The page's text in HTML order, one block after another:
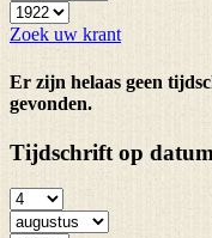
Zoek uw krant
Er zijn helaas geen
gevonden.
Tijdschrift op